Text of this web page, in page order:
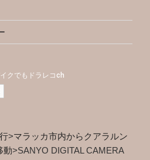
>マラッカ市内からクアラルン
動>SANYO DIGITAL CAMERA